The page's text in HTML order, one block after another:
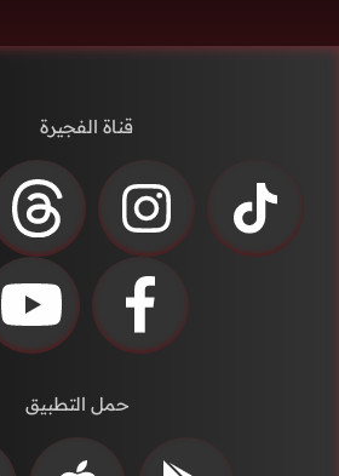
قناة الفجيرة
حمل التطبيق